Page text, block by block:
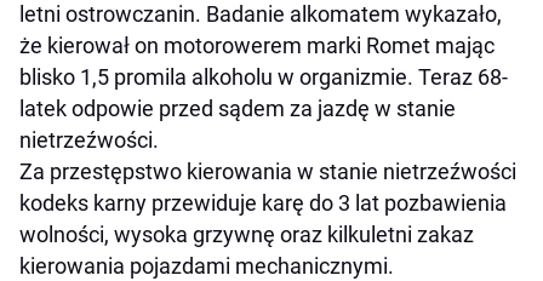
letni ostrowczanin. Badanie alkomatem wykazało,
że kierował on motorowerem marki Romet mając
blisko 1,5 promila alkoholu w organizmie. Teraz 68-
latek odpowie przed sądem za jazdę w stanie
nietrzeźwości.
Za przestępstwo kierowania w stanie nietrzeźwości
kodeks karny przewiduje karę do 3 lat pozbawienia
wolności, wysoka grzywnę oraz kilkuletni zakaz
kierowania pojazdami mechanicznymi.